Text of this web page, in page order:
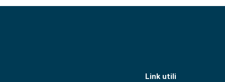
Link utili